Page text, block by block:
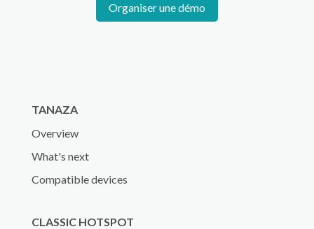
Organiser une démo
TANAZA
Overview
What's next
Compatible devices
CLASSIC HOTSPOT